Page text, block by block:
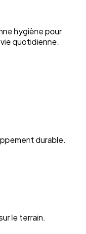
le terrain.
initiative.
local.
vies